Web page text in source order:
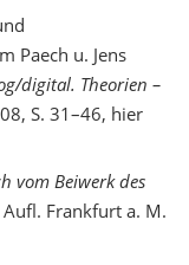
Paech u. Jens
digital. Theorien –
S. 31–46, hier
vom Beiwerk des
Frankfurt a. M.